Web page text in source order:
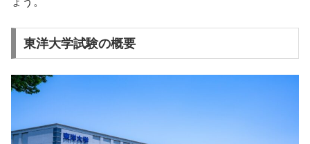
東洋大学試験の概要